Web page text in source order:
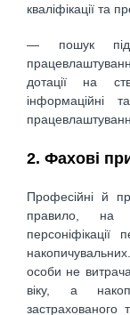
кваліфікації та
— пошук
дотації на
інформаційні
2. Фахові
Професійні й
правило, на
персоніфікації
особи не
віку, а